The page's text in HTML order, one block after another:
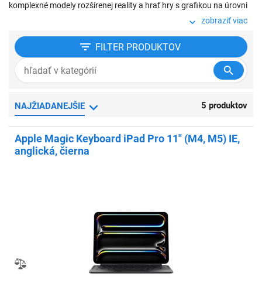
komplexné modely rozšírenej reality a hrať hry s grafikou na úrovni
konzol pri vysokej frekvencii snímok. S vyspelou širokouhlou a
vďaka podpore nahrávania videí vo formáte ProRes máš v iPade
Pro kompletné mobilné videoštúdio.
zobraziť viac
FILTER PRODUKTOV
NAJŽIADANEJŠIE 5 produktov
Apple Magic Keyboard iPad Pro 11" (M4, M5) IE,
anglická, čierna